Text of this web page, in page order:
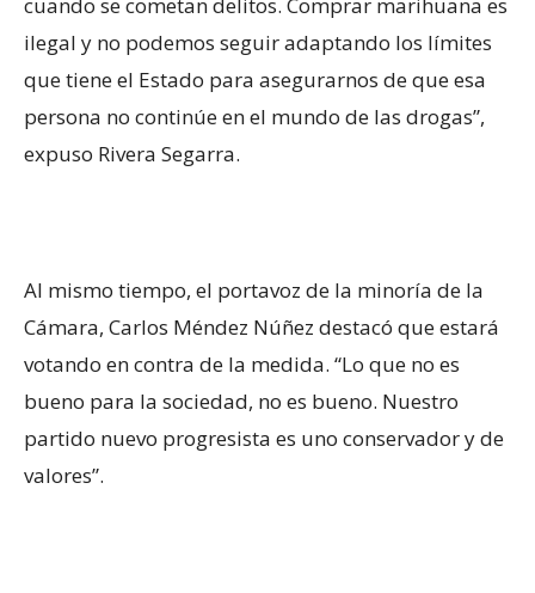
ilegal y no podemos seguir adaptando los límites
que tiene el Estado para asegurarnos de que esa
persona no continúe en el mundo de las drogas”,
expuso Rivera Segarra.
Al mismo tiempo, el portavoz de la minoría de la
Cámara, Carlos Méndez Núñez destacó que estará
votando en contra de la medida. “Lo que no es
bueno para la sociedad, no es bueno. Nuestro
partido nuevo progresista es uno conservador y de
valores”.